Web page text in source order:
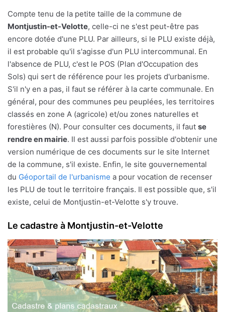
Compte tenu de la petite taille de la commune de
Montjustin-et-Velotte, celle-ci ne s'est peut-être pas
encore dotée d'une PLU. Par ailleurs, si le PLU existe déjà,
il est probable qu'il s'agisse d'un PLU intercommunal. En
l'absence de PLU, c'est le POS (Plan d'Occupation des
Sols) qui sert de référence pour les projets d'urbanisme.
S'il n'y en a pas, il faut se référer à la carte communale. En
général, pour des communes peu peuplées, les territoires
classés en zone A (agricole) et/ou zones naturelles et
forestières (N). Pour consulter ces documents, il faut se
rendre en mairie. Il est aussi parfois possible d'obtenir une
version numérique de ces documents sur le site Internet
de la commune, s'il existe. Enfin, le site gouvernemental
du Géoportail de l'urbanisme a pour vocation de recenser
les PLU de tout le territoire français. Il est possible que, s'il
existe, celui de Montjustin-et-Velotte s'y trouve.
Le cadastre à Montjustin-et-Velotte